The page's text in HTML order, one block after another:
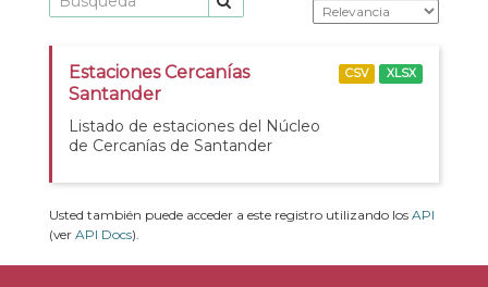
Estaciones Cercanías
Santander
Listado de estaciones del Núcleo
de Cercanías de Santander
CSV XLSX
Usted también puede acceder a este registro utilizando los API
(ver API Docs).